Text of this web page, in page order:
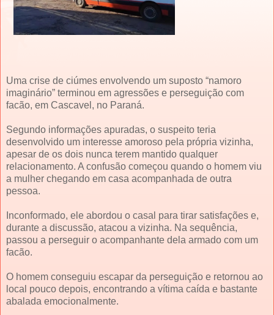
Uma crise de ciúmes envolvendo um suposto “namoro
imaginário” terminou em agressões e perseguição com
facão, em Cascavel, no Paraná.
Segundo informações apuradas, o suspeito teria
desenvolvido um interesse amoroso pela própria vizinha,
apesar de os dois nunca terem mantido qualquer
relacionamento. A confusão começou quando o homem viu
a mulher chegando em casa acompanhada de outra
pessoa.
Inconformado, ele abordou o casal para tirar satisfações e,
durante a discussão, atacou a vizinha. Na sequência,
passou a perseguir o acompanhante dela armado com um
facão.
O homem conseguiu escapar da perseguição e retornou ao
local pouco depois, encontrando a vítima caída e bastante
abalada emocionalmente.